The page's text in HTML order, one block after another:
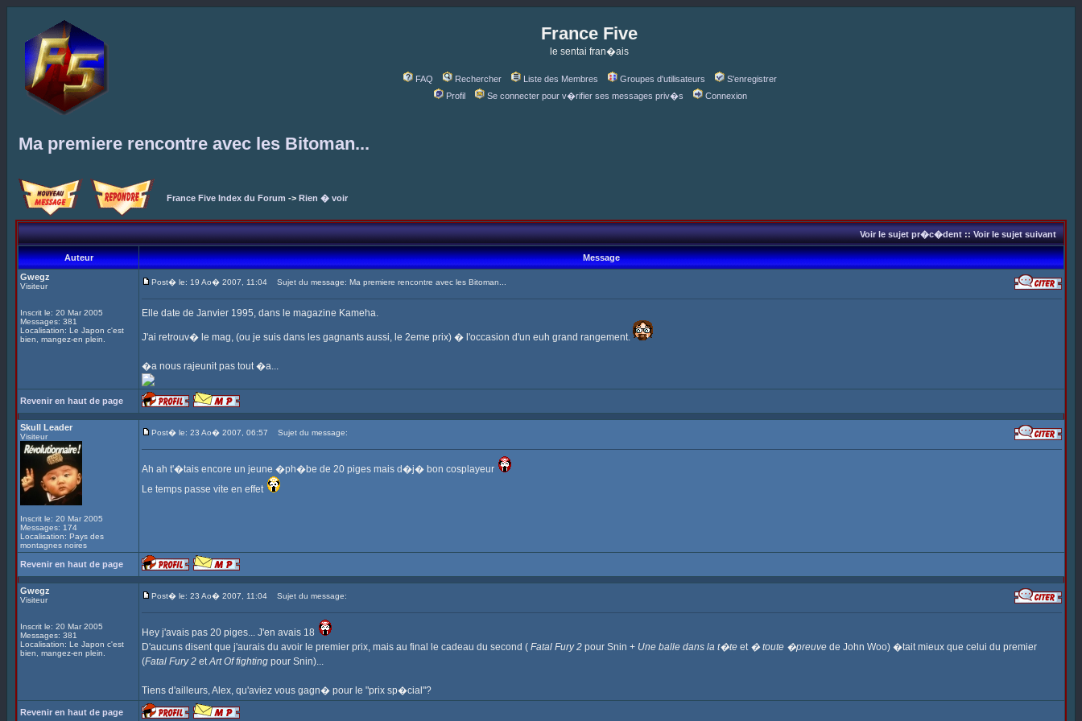
France Five
le sentai fran�ais
FAQ Rechercher Liste des Membres Groupes d'utilisateurs
S'enregistrer
Profil
Se connecter pour v�rifier ses messages priv�s Connexion
Ma premiere rencontre avec les Bitoman...
France Five Index du Forum -> Rien � voir
Voir le sujet pr�c�dent::Voir le sujet suivant
Auteur
Message
Gwegz
Visiteur
Inscrit le: 20 Mar 2005
Messages: 381
Localisation: Le Japon c'est
bien, mangez-en plein.
Post� le: 19 Ao� 2007, 11:04 Sujet du message: Ma premiere rencontre avec les Bitoman...
Elle date de Janvier 1995, dans le magazine Kameha.
J'ai retrouv� le mag, (ou je suis dans les gagnants aussi, le 2eme prix) � l'occasion d'un euh grand rangement.
�a nous rajeunit pas tout �a...
Revenir en haut de page
Skull Leader
Visiteur
Inscrit le: 20 Mar 2005
Messages: 174
Localisation: Pays des
montagnes noires
Post� le: 23 Ao� 2007, 06:57 Sujet du message:
Ah ah t'�tais encore un jeune �ph�be de 20 piges mais d�j� bon cosplayeur
Le temps passe vite en effet
Revenir en haut de page
Gwegz
Visiteur
Inscrit le: 20 Mar 2005
Messages: 381
Localisation: Le Japon c'est
bien, mangez-en plein.
Post� le: 23 Ao� 2007, 11:04 Sujet du message:
Hey j'avais pas 20 piges... J'en avais 18
D'aucuns disent que j'aurais du avoir le premier prix, mais au final le cadeau du second ( Fatal Fury 2 pour Snin + Une balle dans la t�te et � toute �preuve de John Woo) �tait mieux que celui du premier
(Fatal Fury 2 etArt Of fighting pour Snin)...
Tiens d'ailleurs, Alex, qu'aviez vous gagn� pour le "prix sp�cial"?
Revenir en haut de page